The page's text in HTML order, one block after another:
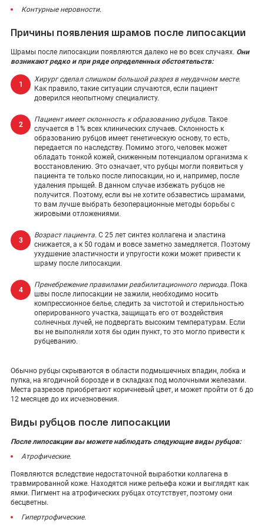
Контурные неровности.
Причины появления шрамов после липосакции
Шрамы после липосакции появляются далеко не во всех случаях. Они
возникают редко и при ряде определенных обстоятельств:
Хирург сделал слишком большой разрез в неудачном месте.
Как правило, такие ситуации случаются, если пациент
доверился неопытному специалисту.
Пациент имеет склонность к образованию рубцов. Такое
случается в 1% всех клинических случаев. Склонность к
образованию рубцов имеет генетическую основу, то есть,
передается по наследству. Помимо этого, человек может
обладать тонкой кожей, сниженным потенциалом организма к
восстановлению. Это означает, что рубцы могли появиться у
пациента те только после липосакции, но и, например, после
удаления прыщей. В данном случае избежать рубцов не
получится. Поэтому, если вы не хотите обзавестись шрамами,
то вам лучше выбрать безоперационные методы борьбы с
жировыми отложениями.
Возраст пациента. С 25 лет синтез коллагена и эластина
снижается, а к 50 годам и вовсе заметно замедляется. Поэтому
ухудшение эластичности и упругости кожи может привести к
шраму после липосакции.
Пренебрежение правилами реабилитационного периода. Пока
швы после липосакции не зажили, необходимо носить
компрессионное белье, следить за чистотой и стерильностью
оперированного участка, защищать его от воздействия
солнечных лучей, не подвергать высоким температурам. Если
вы не выполняли хотя бы один пункт, то это могло привести к
рубцеванию.
Обычно рубцы скрываются в области подмышечных впадин, лобка и
пупка, на ягодичной борозде и в складках под молочными железами.
Места разрезов приобретают коричневый цвет, и может пройти от 6 до
12 месяцев до их исчезновения.
Виды рубцов после липосакции
После липосакции вы можете наблюдать следующие виды рубцов:
Атрофические.
Появляются вследствие недостаточной выработки коллагена в
травмированной коже. Находятся ниже рельефа кожи и выглядят как
ямки. Пигмент на атрофических рубцах отсутствует, поэтому они
бесцветны.
Гипертрофические.